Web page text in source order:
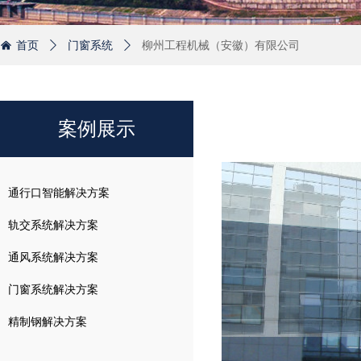
낀 首页 ꄲ 门窗系统 ꄲ 柳州工程机械（安徽）有限公司
案例展示
通行口智能解决方案
轨交系统解决方案
通风系统解决方案
门窗系统解决方案
精制钢解决方案